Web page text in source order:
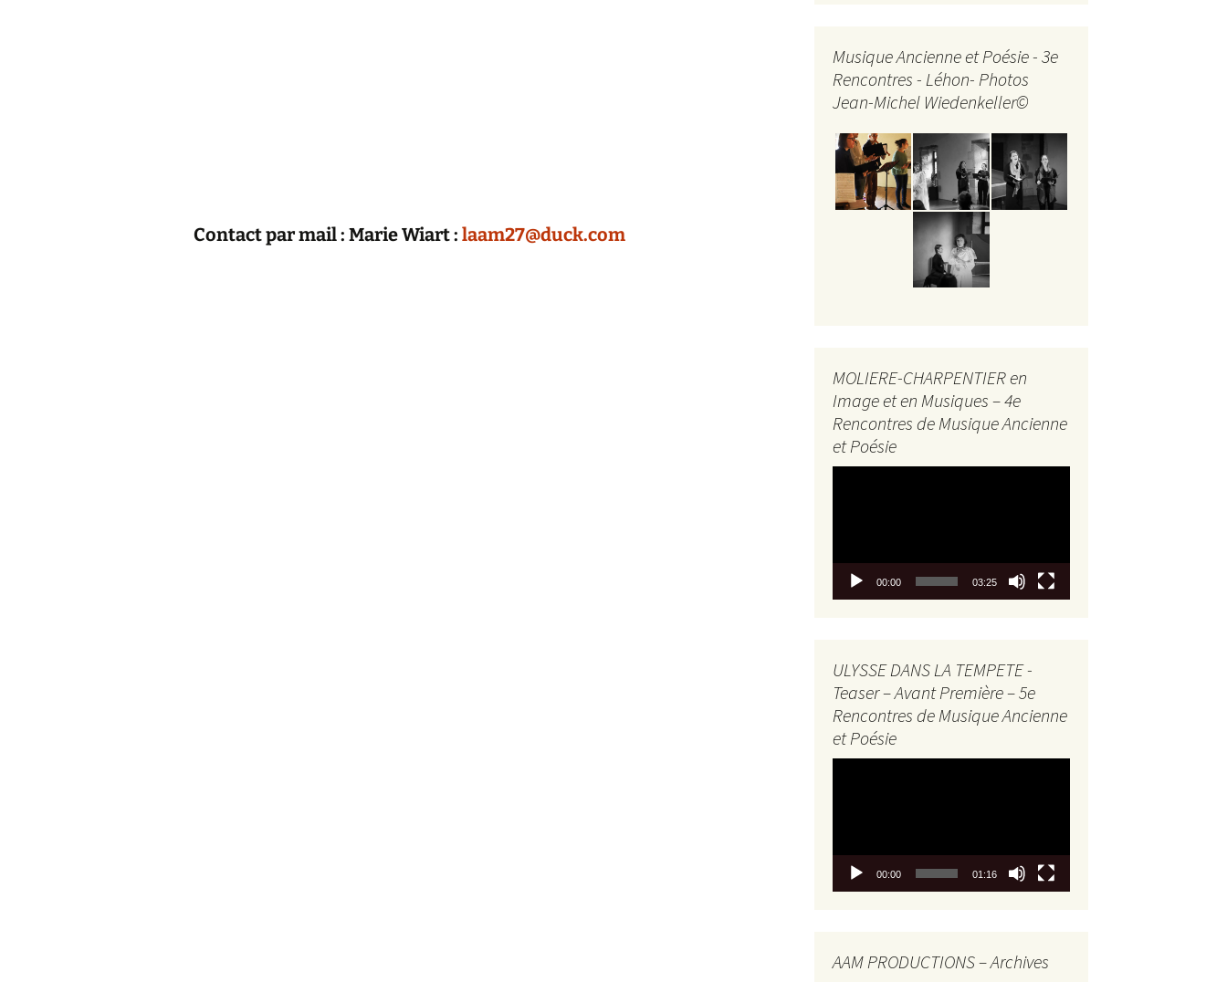
Contact par mail : Marie Wiart : laam27@duck.com
Musique Ancienne et Poésie - 3e
Rencontres - Léhon- Photos
Jean-Michel Wiedenkeller©
MOLIERE-CHARPENTIER en
Image et en Musiques – 4e
Rencontres de Musique Ancienne
et Poésie
00:00 03:25
ULYSSE DANS LA TEMPETE -
Teaser – Avant Première – 5e
Rencontres de Musique Ancienne
et Poésie
00:00 01:16
AAM PRODUCTIONS – Archives